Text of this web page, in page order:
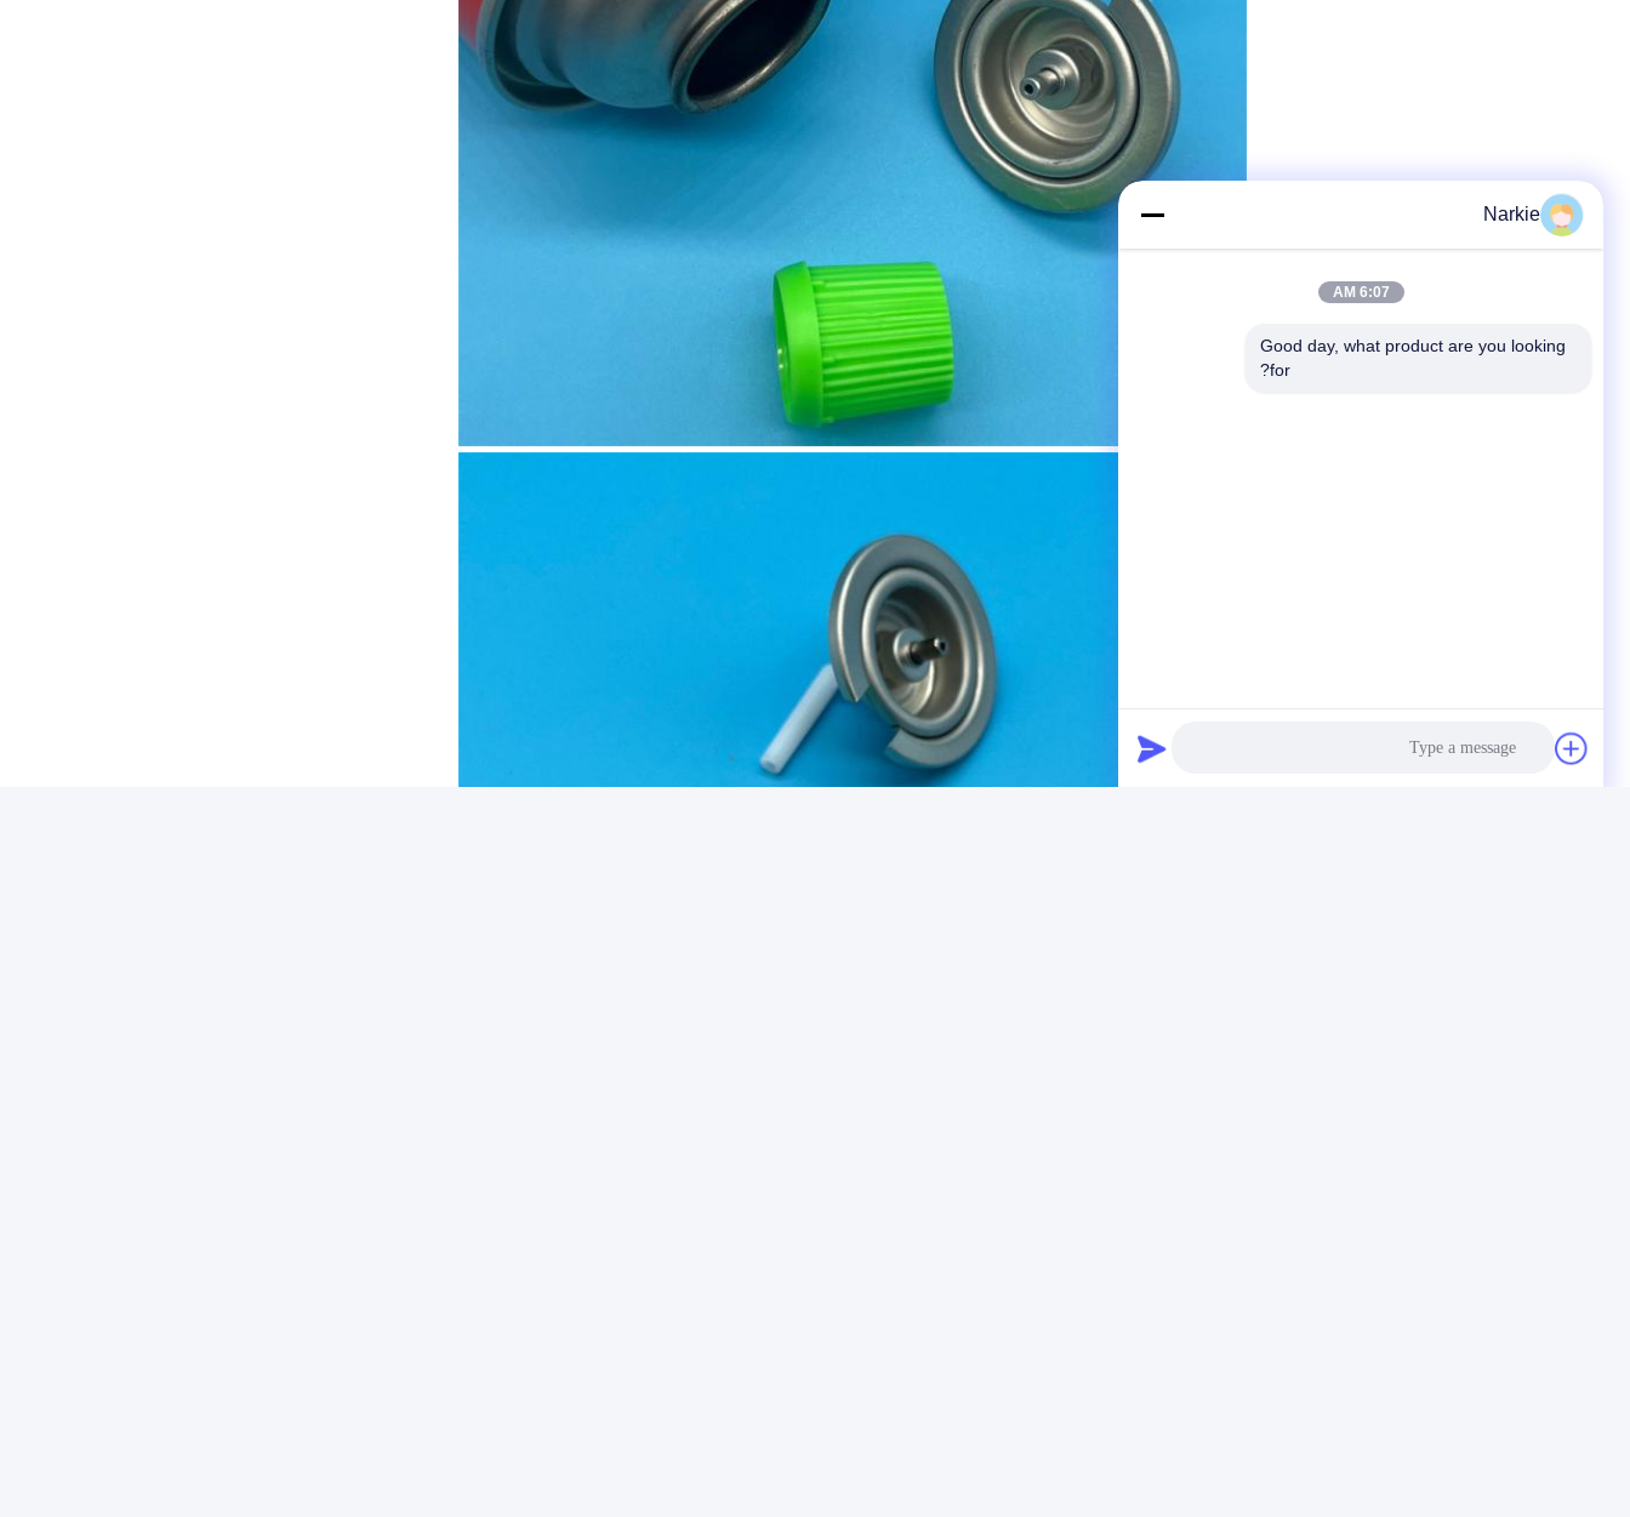
Narkie
6:07 AM
Good day, what product are you looking
for?